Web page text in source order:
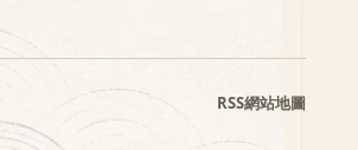
RSS網站地圖